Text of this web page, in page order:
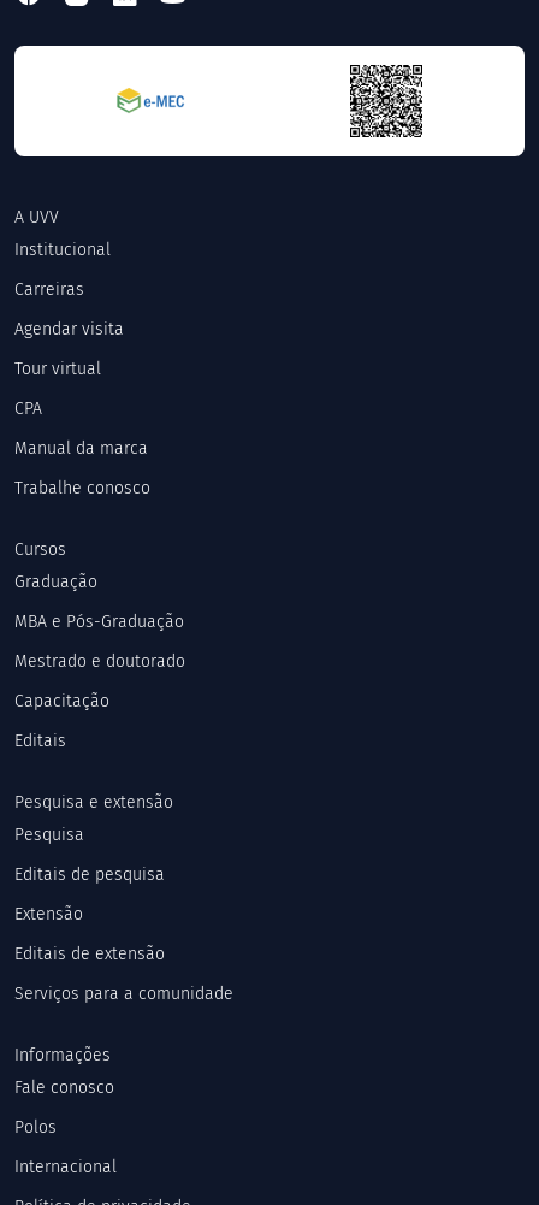
A UVV
Institucional
Carreiras
Agendar visita
Tour virtual
CPA
Manual da marca
Trabalhe conosco
Cursos
Graduação
MBA e Pós-Graduação
Mestrado e doutorado
Capacitação
Editais
Pesquisa e extensão
Pesquisa
Editais de pesquisa
Extensão
Editais de extensão
Serviços para a comunidade
Informações
Fale conosco
Polos
Internacional